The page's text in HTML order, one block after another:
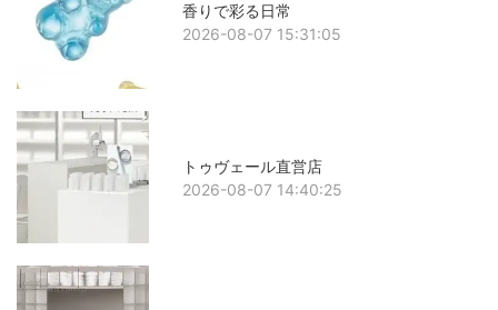
香りで彩る日常
2026-08-07 15:31:05
トゥヴェール直営店
2026-08-07 14:40:25